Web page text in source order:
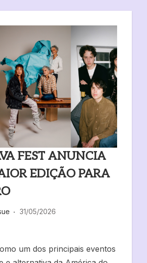
FEST ANUNCIA
EDIÇÃO PARA
31/05/2026
um dos principais eventos